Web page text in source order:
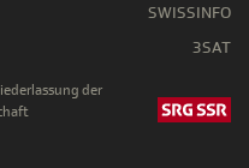
SWISSINFO
3SAT
der